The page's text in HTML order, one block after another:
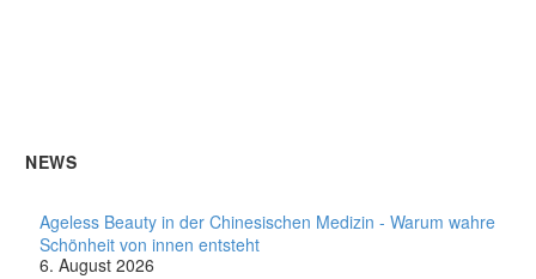
NEWS
Ageless Beauty in der Chinesischen Medizin - Warum wahre
Schönheit von innen entsteht
6. August 2026